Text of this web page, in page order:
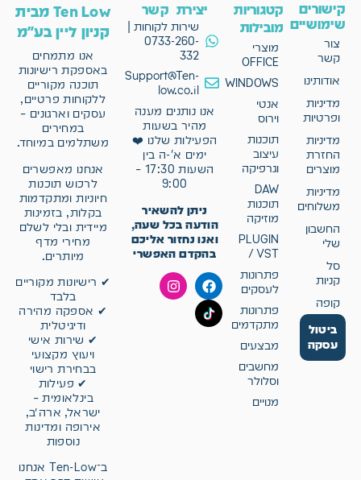
קישורים
שימושיים
צור
קשר
אודותינו
מדיניות
ופרטיות
מדיניות
החזרת
מוצרים
מדיניות
משלוחים
החשבון
שלי
סל
קניות
קופה
ביטול
עסקה
קטגוריות
מובילות
מוצרי
OFFICE
WINDOWS
אנטי
וירוס
תוכנות
עיצוב
וגרפיקה
DAW
תוכנות
מוזיקה
PLUGIN
/ VST
פתרונות
לעסקים
פתרונות
מתקדמים
מבצעים
מחשבים
וסלולר
מנויים
יצירת קשר
שירות לקוחות |
0733-260-
332
Support@Ten-
low.co.il
אנו נותנים מענה
מהיר בשעות
הפעילות שלנו ❤️
ימים א'-ה בין
השעות 17:30 –
9:00
ניתן להשאיר
הודעה בכל שעה,
ואנו נחזור אליכם
בהקדם האפשרי
Ten Low מבית
קניון ליין בע"מ
אנו מתמחים
באספקת רישיונות
תוכנה מקוריים
ללקוחות פרטיים,
עסקים וארגונים –
במחירים
משתלמים במיוחד.
אנחנו מאפשרים
לרכוש תוכנות
חיוניות ומתקדמות
בקלות, בזמינות
מיידית ובלי לשלם
מחירי מדף
מיותרים.
✔ רישיונות מקוריים
בלבד
✔ אספקה מהירה
ודיגיטלית
✔ שירות אישי
ויעוץ מקצועי
בבחירת רישוי
✔ פעילות
בינלאומית –
ישראל, ארה״ב,
אירופה ומדינות
נוספות
ב־Ten-Low אנחנו